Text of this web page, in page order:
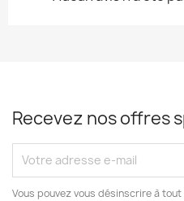
Recevez nos offres
Vous pouvez vous désinscrire à